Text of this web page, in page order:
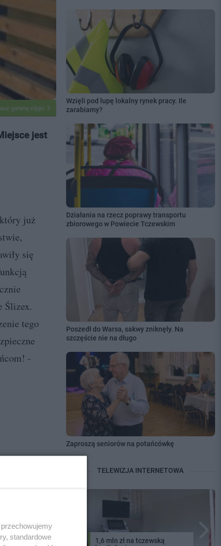
galerię zdjęć: 3
jest
już
się
Ślizex.
tego
-
po prostu
Wzięli pod lupę lokalny rynek pracy. Ile
zarabiamy?
Działania na rzecz poprawy transportu
zbiorowego w Powiecie Tczewskim
Poszedł do Warsa, sakwy zniknęły. Na
szczęście nie na długo
Zaproszą seniorów na potańcówkę
TELEWIZJA INTERNETOWA
1,6 mln zł na tczewską
standardowe